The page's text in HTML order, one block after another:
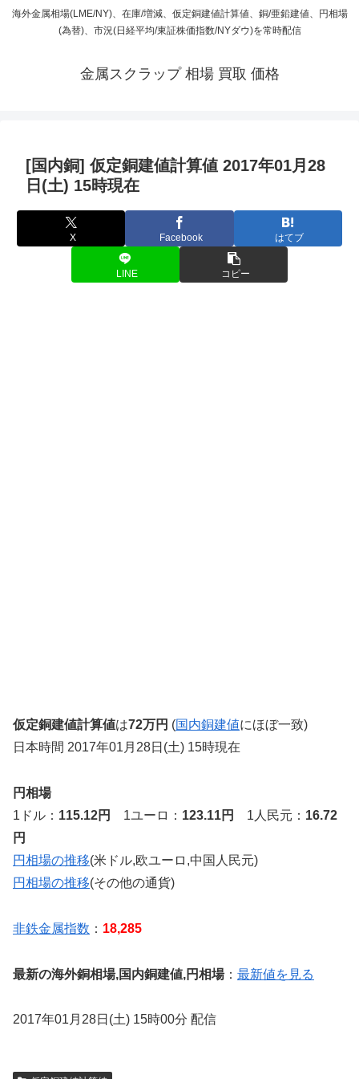
海外金属相場(LME/NY)、在庫/増減、仮定銅建値計算値、銅/亜鉛建値、円相場
(為替)、市況(日経平均/東証株価指数/NYダウ)を常時配信
金属スクラップ 相場 買取 価格
[国内銅] 仮定銅建値計算値 2017年01月28
日(土) 15時現在
X Facebook はてブ
LINE コピー
仮定銅建値計算値は72万円 (国内銅建値にほぼ一致)
日本時間 2017年01月28日(土) 15時現在
円相場
1ドル： 115.12円 1ユーロ： 123.11円 1人民元： 16.72
円
円相場の推移(米ドル,欧ユーロ,中国人民元)
円相場の推移(その他の通貨)
非鉄金属指数 ： 18,285
最新の海外銅相場,国内銅建値,円相場： 最新値を見る
2017年01月28日(土) 15時00分 配信